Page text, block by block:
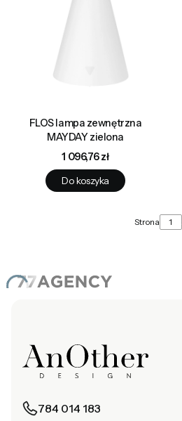
FLOS lampa zewnętrzna
MAYDAY zielona
Cena
1 096,76 zł
Do koszyka
Strona
784 014 183